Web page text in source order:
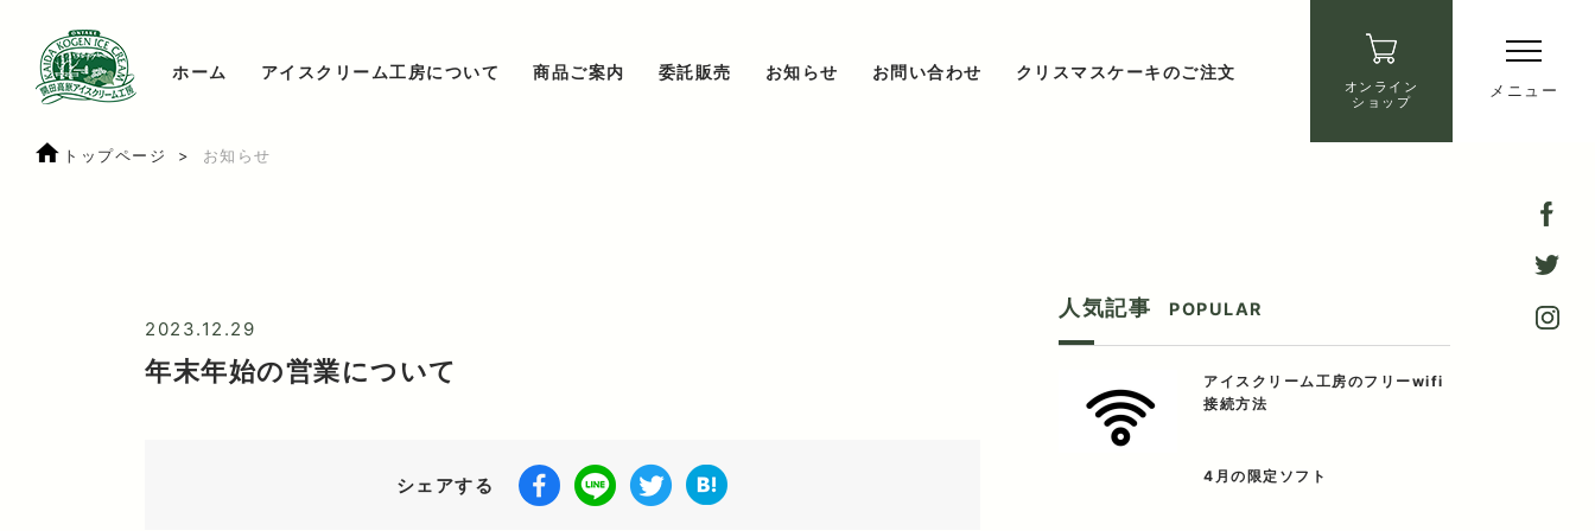
ホーム アイスクリーム工房について 商品ご案内 委託販売 お知らせ お問い合わせ クリスマスケーキのご注文
オンライン
ショップ
メニュー
トップページ お知らせ
2023.12.29
年末年始の営業について
シェアする
人気記事 POPULAR
アイスクリーム工房のフリーwifi
接続方法
4月の限定ソフト